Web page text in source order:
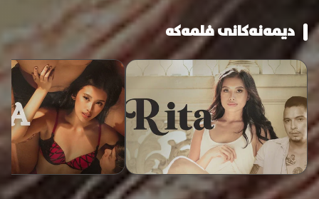
دیمەنەکانی فلمەکە